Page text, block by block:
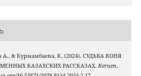
A., & Курмамбаева, К. (2024). СУДЬБА КОНЯ
КАЗАХСКИХ РАССКАЗАХ. Keruen,